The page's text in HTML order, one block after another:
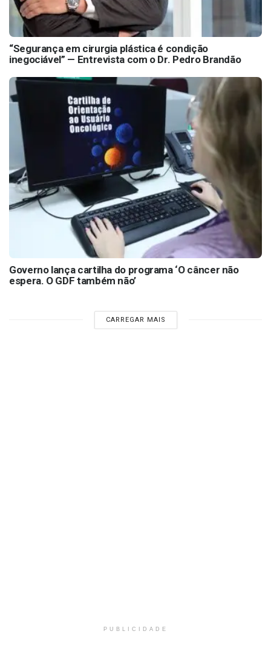
“Segurança em cirurgia plástica é condição
inegociável” — Entrevista com o Dr. Pedro Brandão
Governo lança cartilha do programa ‘O câncer não
espera. O GDF também não’
CARREGAR MAIS
PUBLICIDADE